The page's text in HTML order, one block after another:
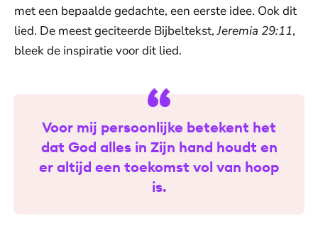
met een bepaalde gedachte, een eerste idee. Ook dit
lied. De meest geciteerde Bijbeltekst,Jeremia 29:11,
bleek de inspiratie voor dit lied.
Voor mij persoonlijke betekent het
dat God alles in Zijn hand houdt en
er altijd een toekomst vol van hoop
is.